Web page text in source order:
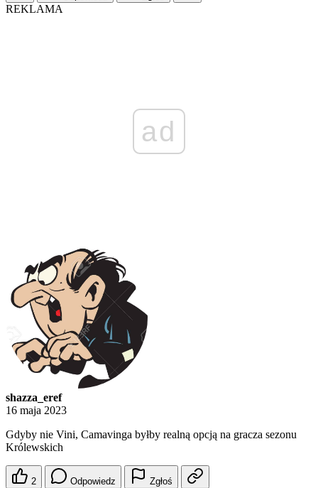
REKLAMA
ad
shazza_eref
16 maja 2023
Gdyby nie Vini, Camavinga byłby realną opcją na gracza sezonu
Królewskich
2 Odpowiedz Zgłoś